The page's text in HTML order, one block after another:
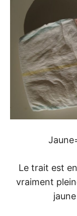
Le trait est
vraiment